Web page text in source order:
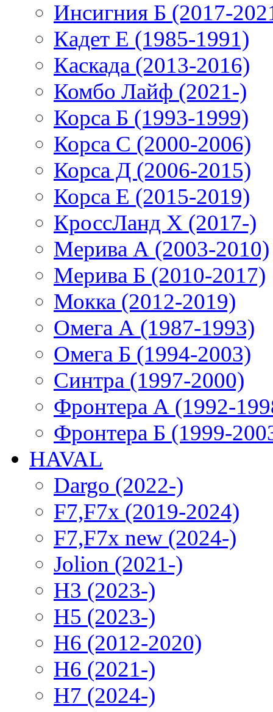
Инсигния Б (2017-
Кадет Е (1985-1991)
Каскада (2013-2016)
Комбо Лайф (2021-)
Корса Б (1993-1999)
Корса С (2000-2006)
Корса Д (2006-2015)
Корса E (2015-2019)
КроссЛанд X (2017-)
Мерива А (2003-2010)
Мерива Б (2010-2017)
Мокка (2012-2019)
Омега А (1987-1993)
Омега Б (1994-2003)
Синтра (1997-2000)
Фронтера А (1992-
Фронтера Б (1999-
HAVAL
Dargo (2022-)
F7,F7x (2019-2024)
F7,F7x new (2024-)
Jolion (2021-)
H3 (2023-)
H5 (2023-)
H6 (2012-2020)
H6 (2021-)
H7 (2024-)